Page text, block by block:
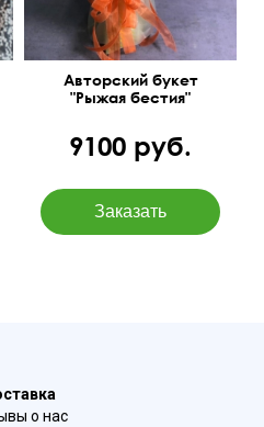
Авторский букет
"Рыжая бестия"
9100 руб.
о нас